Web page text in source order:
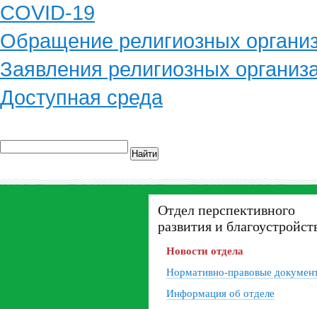
COVID-19
Обращение религиозных
Заявления религиозных
Доступная среда
Найти
Отдел перспективного
развития и
Новости отдела
Нормативно-правовые
Информация об отделе